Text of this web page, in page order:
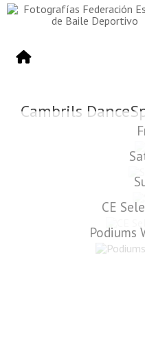
Cambrils
CE
Podiums